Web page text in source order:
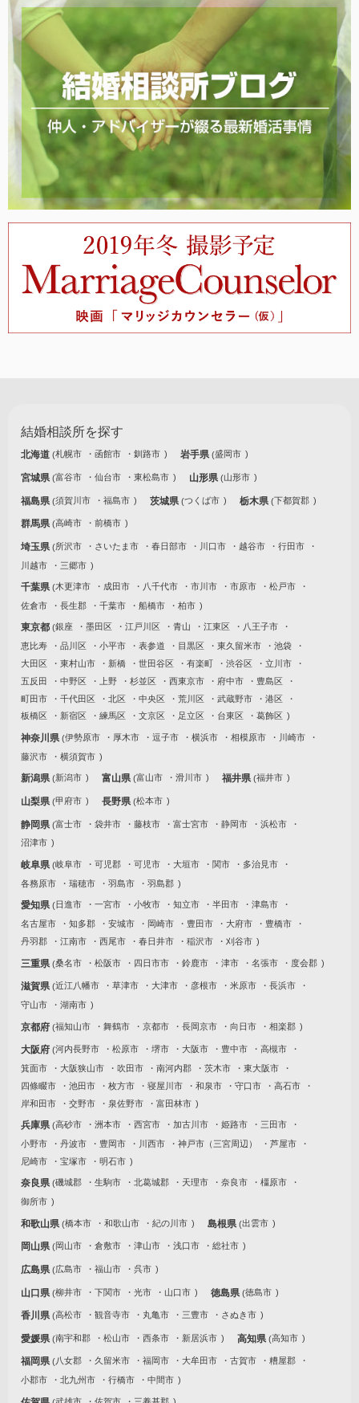
結婚相談所を探す
北海道 札幌市 函館市 釧路市 岩手県 盛岡市
宮城県 富谷市 仙台市 東松島市 山形県 山形市
福島県 須賀川市 福島市 茨城県 つくば市 栃木県 下都賀郡
群馬県 高崎市 前橋市
埼玉県 所沢市 さいたま市 春日部市 川口市 越谷市
行田市
川越市
三郷市
千葉県 木更津市 成田市 八千代市 市川市 市原市
松戸市
佐倉市
長生郡 千葉市 船橋市 柏市
東京都 銀座 墨田区 江戸川区 青山 江東区
八王子市
恵比寿
品川区 小平市 表参道 目黒区 東久留米市
池袋
大田区
東村山市 新橋 世田谷区 有楽町 渋谷区
立川市
五反田
中野区 上野 杉並区 西東京市 府中市
豊島区
町田市
千代田区 北区 中央区 荒川区 武蔵野市
港区
板橋区
新宿区 練馬区 文京区 足立区 台東区 葛飾区
神奈川県 伊勢原市 厚木市 逗子市 横浜市 相模原市
川崎市
藤沢市
横須賀市
新潟県 新潟市 富山県 富山市 滑川市 福井県 福井市
山梨県 甲府市 長野県 松本市
静岡県 富士市 袋井市 藤枝市 富士宮市 静岡市
浜松市
沼津市
岐阜県 岐阜市 可児郡 可児市 大垣市 関市
多治見市
各務原市
瑞穂市 羽島市 羽島郡
愛知県 日進市 一宮市 小牧市 知立市 半田市
津島市
名古屋市
知多郡 安城市 岡崎市 豊田市 大府市
豊橋市
丹羽郡
江南市 西尾市 春日井市 稲沢市 刈谷市
三重県 桑名市 松阪市 四日市市 鈴鹿市 津市 名張市 度会郡
滋賀県 近江八幡市 草津市 大津市 彦根市 米原市
長浜市
守山市
湖南市
京都府 福知山市 舞鶴市 京都市 長岡京市 向日市 相楽郡
大阪府 河内長野市 松原市 堺市 大阪市 豊中市
高槻市
箕面市
大阪狭山市 吹田市 南河内郡 茨木市
東大阪市
四條畷市
池田市 枚方市 寝屋川市 和泉市 守口市
高石市
岸和田市
交野市 泉佐野市 富田林市
兵庫県 高砂市 洲本市 西宮市 加古川市 姫路市
三田市
小野市
丹波市 豊岡市 川西市 神戸市（三宮周辺）
芦屋市
尼崎市
宝塚市 明石市
奈良県 磯城郡 生駒市 北葛城郡 天理市 奈良市
橿原市
御所市
和歌山県 橋本市 和歌山市 紀の川市 島根県 出雲市
岡山県 岡山市 倉敷市 津山市 浅口市 総社市
広島県 広島市 福山市 呉市
山口県 柳井市 下関市 光市 山口市 徳島県 徳島市
香川県 高松市 観音寺市 丸亀市 三豊市 さぬき市
愛媛県 南宇和郡 松山市 西条市 新居浜市 高知県 高知市
福岡県 八女郡 久留米市 福岡市 大牟田市 古賀市
糟屋郡
小郡市
北九州市 行橋市 中間市